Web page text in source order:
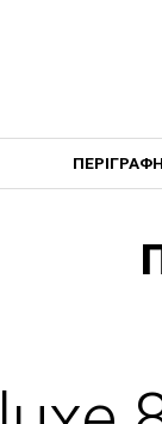
ΠΕΡΙΓΡΑΦΗ